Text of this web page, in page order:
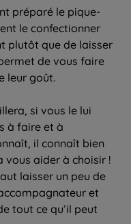
préparé le pique-
le confectionner
plutôt que de laisser
de vous faire
leur goût.
si vous le lui
à faire et à
il connaît bien
vous aider à choisir !
laisser un peu de
et
tout ce qu’il peut